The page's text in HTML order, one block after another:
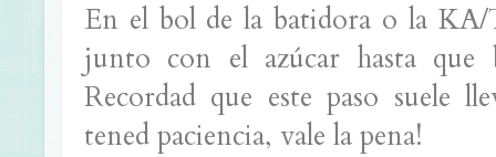
En el bol de la batidora o la
junto con el azúcar hasta que
Recordad que este paso suele
tened paciencia, vale la pena!